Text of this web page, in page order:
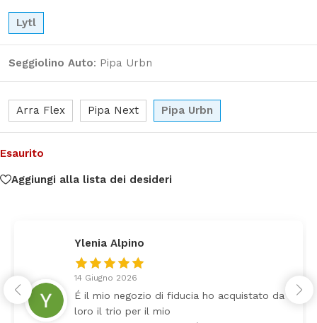
Lytl
Seggiolino Auto: Pipa Urbn
Arra Flex Pipa Next Pipa Urbn
Esaurito
Aggiungi alla lista dei desideri
Ylenia Alpino
14 Giugno 2026
É il mio negozio di fiducia ho acquistato da
loro il trio per il mio